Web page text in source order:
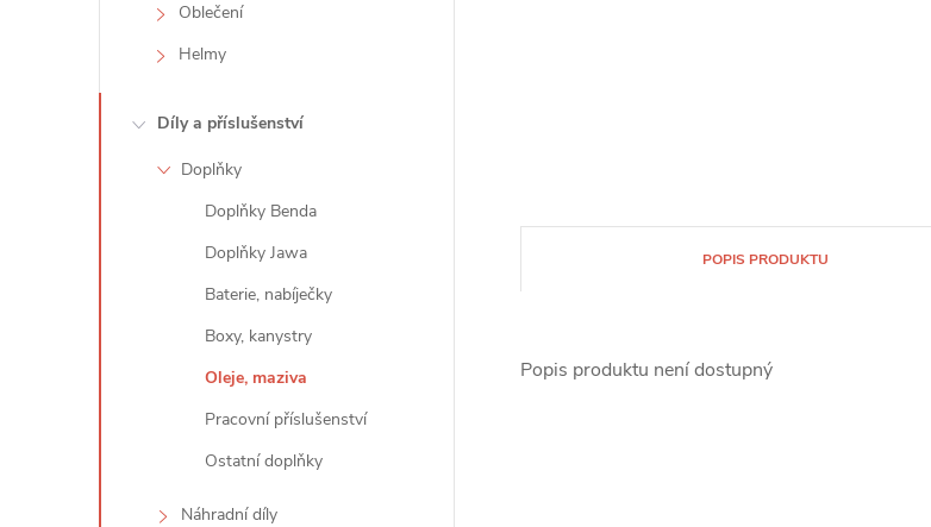
p
Oblečení
Helmy
Díly a příslušenství
Doplňky
Doplňky Benda
Doplňky Jawa
Baterie, nabíječky
Boxy, kanystry
Oleje, maziva
Pracovní příslušenství
Ostatní doplňky
Náhradní díly
POPIS PRODUKTU
Popis produktu není dostupný